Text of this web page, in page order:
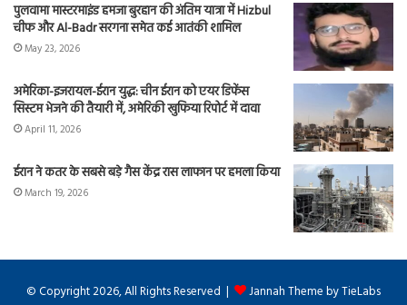
पुलवामा मास्टरमाइंड हमजा बुरहान की अंतिम यात्रा में Hizbul
चीफ और Al-Badr सरगना समेत कई आतंकी शामिल
May 23, 2026
अमेरिका-इजरायल-ईरान युद्ध: चीन ईरान को एयर डिफेंस
सिस्टम भेजने की तैयारी में, अमेरिकी खुफिया रिपोर्ट में दावा
April 11, 2026
ईरान ने कतर के सबसे बड़े गैस केंद्र रास लाफान पर हमला किया
March 19, 2026
© Copyright 2026, All Rights Reserved | Jannah Theme by TieLabs